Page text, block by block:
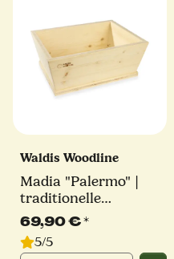
Waldis Woodline
Madia "Palermo" |
traditionelle
Teigschüssel | Waldis
69,90 €*
5/5